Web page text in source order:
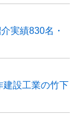
実績830名・
建設工業の竹下